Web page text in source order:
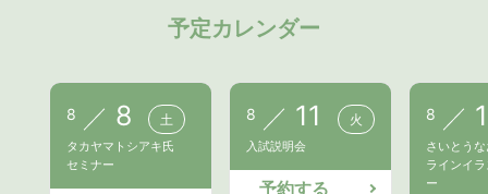
予定カレンダー
8 8 土
タカヤマトシアキ氏
セミナー
8 11 火
入試説明会
予約する
8
さいとう
ラインイ
ー